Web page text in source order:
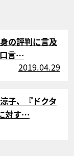
の評判に言及
口言…
2019.04.29
子、『ドクタ
対す…